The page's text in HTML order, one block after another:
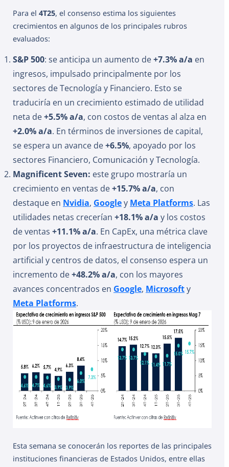
Para el 4T25, el consenso estima los siguientes
crecimientos en algunos de los principales rubros
evaluados:
S&P 500: se anticipa un aumento de+7.3% a/a en
ingresos, impulsado principalmente por los
sectores de Tecnología y Financiero. Esto se
traduciría en un crecimiento estimado de utilidad
neta de+5.5% a/a, con costos de ventas al alza en
+2.0% a/a. En términos de inversiones de capital,
se espera un avance de+6.5%, apoyado por los
sectores Financiero, Comunicación y Tecnología.
Magnificent Seven: este grupo mostraría un
crecimiento en ventas de+15.7% a/a, con
destaque en Nvidia, Googley Meta Platforms. Las
utilidades netas crecerían +18.1% a/a y los costos
de ventas +11.1% a/a. En CapEx, una métrica clave
por los proyectos de infraestructura de inteligencia
artificial y centros de datos, el consenso espera un
incremento de+48.2% a/a, con los mayores
avances concentrados en Google, Microsofty
Meta Platforms.
Esta semana se conocerán los reportes de las principales
instituciones financieras de Estados Unidos, entre ellas